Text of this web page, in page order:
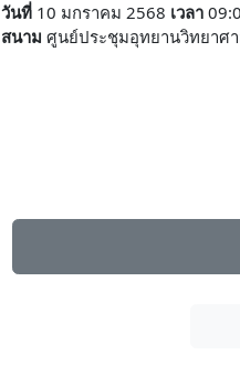
วันที่ 10 มกราคม 2568 เวลา
สนาม ศูนย์ประชุมอุทยานวิทยาศ